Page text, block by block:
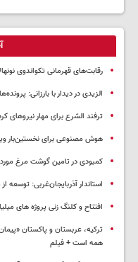
رقابت‌های قهرمانی تکواندوی
الزیدی در دیدار با بارزانی:
ترفند الشرع برای مهار نیروهای
هوش مصنوعی برای نخستین‌بار
کمبودی در تامین گوشت مرغ مورد
استاندار آذربایجان‌غربی:
افتتاح و کلنگ زنی پروژه های
ترکیه، عربستان و پاکستان
همه است + فیلم